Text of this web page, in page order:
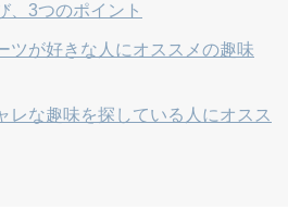
、3つのポイント
ツが好きな人にオススメの趣味
レな趣味を探している人にオスス